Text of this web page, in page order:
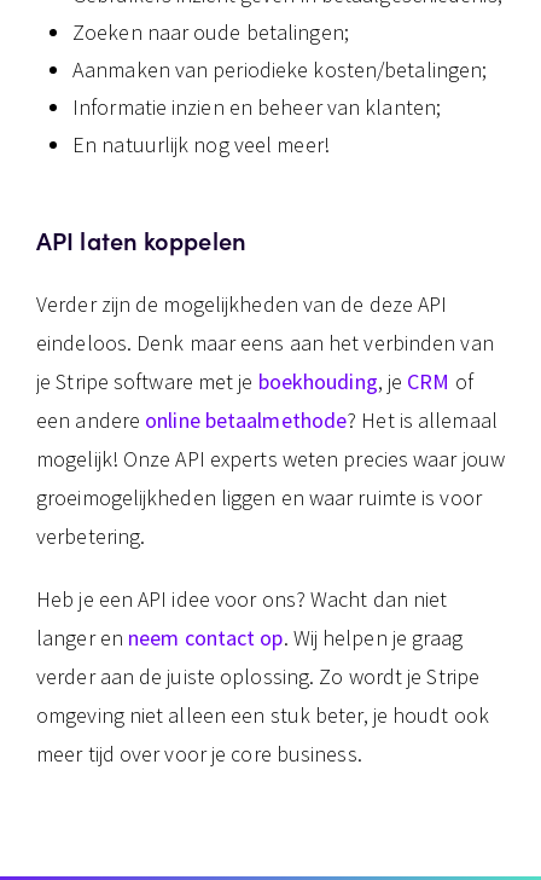
Zoeken naar oude betalingen;
Aanmaken van periodieke kosten/betalingen;
Informatie inzien en beheer van klanten;
En natuurlijk nog veel meer!
API laten koppelen
Verder zijn de mogelijkheden van de deze API
eindeloos. Denk maar eens aan het verbinden van
je Stripe software met je boekhouding, je CRM of
een andere online betaalmethode? Het is allemaal
mogelijk! Onze API experts weten precies waar jouw
groeimogelijkheden liggen en waar ruimte is voor
verbetering.
Heb je een API idee voor ons? Wacht dan niet
langer en neem contact op. Wij helpen je graag
verder aan de juiste oplossing. Zo wordt je Stripe
omgeving niet alleen een stuk beter, je houdt ook
meer tijd over voor je core business.